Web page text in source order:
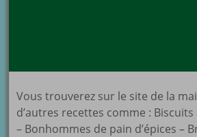
Vous trouverez sur le site de la
d’autres recettes comme :
– Bonhommes de pain d’épices –